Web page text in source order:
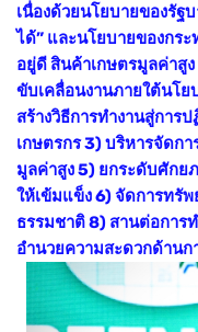
เนื่องด้วยนโยบายของรัฐ
ได้” และนโยบายของกร
อยู่ดี สินค้าเกษตรมูลค่าสู
ขับเคลื่อนงานภายใต้นโย
สร้างวิธีการทำงานสู่การ
เกษตรกร 3) บริหารจัดก
มูลค่าสูง 5) ยกระดับศักย
ให้เข้มแข็ง 6) จัดการทรั
ธรรมชาติ 8) สานต่อการ
อำนวยความสะดวกด้านก